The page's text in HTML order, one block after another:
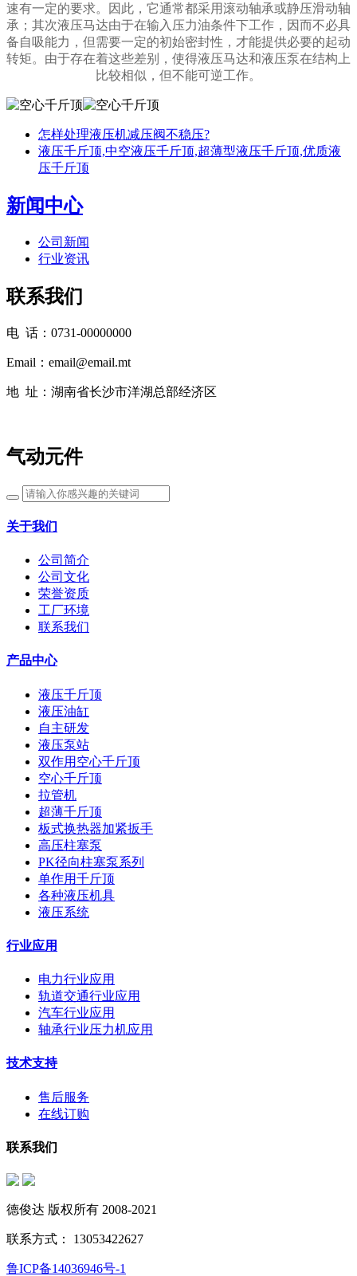
速有一定的要求。因此，它通常都采用滚动轴承或静压滑动轴
承；其次液压马达由于在输入压力油条件下工作，因而不必具
备自吸能力，但需要一定的初始密封性，才能提供必要的起动
转矩。由于存在着这些差别，使得液压马达和液压泵在结构上
比较相似，但不能可逆工作。
怎样处理液压机减压阀不稳压?
液压千斤顶,中空液压千斤顶,超薄型液压千斤顶,优质液
压千斤顶
新闻中心
公司新闻
行业资讯
联系我们
电 话：0731-00000000
Email：email@email.mt
地 址：湖南省长沙市洋湖总部经济区
气动元件
关于我们
公司简介
公司文化
荣誉资质
工厂环境
联系我们
产品中心
液压千斤顶
液压油缸
自主研发
液压泵站
双作用空心千斤顶
空心千斤顶
拉管机
超薄千斤顶
板式换热器加紧扳手
高压柱塞泵
PK径向柱塞泵系列
单作用千斤顶
各种液压机具
液压系统
行业应用
电力行业应用
轨道交通行业应用
汽车行业应用
轴承行业压力机应用
技术支持
售后服务
在线订购
联系我们
德俊达 版权所有 2008-2021
联系方式： 13053422627
鲁ICP备14036946号-1